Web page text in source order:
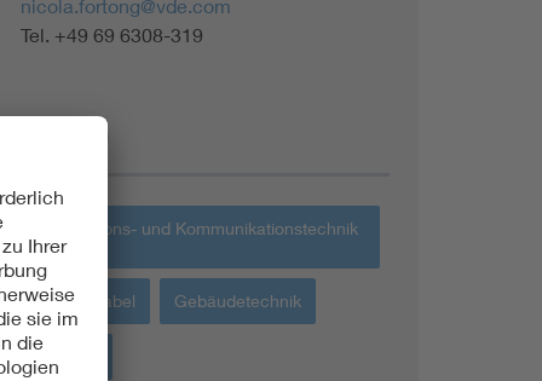
nicola.fortong@vde.com
Tel. +49 69 6308-319
Themen
Informations- und Kommunikationstechnik
IKT
Energiekabel Gebäudetechnik
IT-Netze